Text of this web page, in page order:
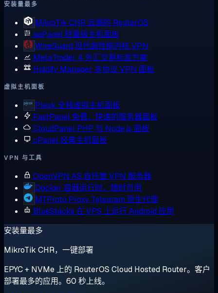
安装量最多
MikroTik CHR 云端的 RouterOS
aaPanel轻量级主机面板
WireGuard 现代高性能内核 VPN
MetaTrader 4 外汇交易标准方案
Hiddify Manager 多协议 VPN 面板
虚拟主机面板
Plesk 全栈虚拟主机面板
FastPanel 免费、快速的服务器面板
CloudPanel PHP 与 Node.js 面板
cPanel经典主机面板
VPN 与工具
OpenVPN AS 自托管 VPN 服务器
Docker 容器运行时，随时可用
MTProto Proxy Telegram 原生代理
BlueStacks 在 VPS 上运行 Android 应用
安装量最多
MikroTik CHR，一键部署
EPYC + NVMe 上的 RouterOS Cloud Hosted Router。客户
部署最多的应用。60 秒上线。